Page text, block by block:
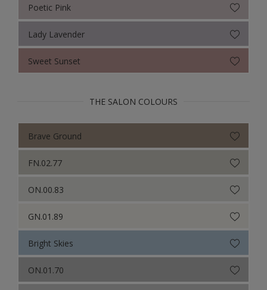
Poetic Pink
Lady Lavender
Sweet Sunset
THE SALON COLOURS
Brave Ground
FN.02.77
ON.00.83
GN.01.89
Bright Skies
ON.01.70